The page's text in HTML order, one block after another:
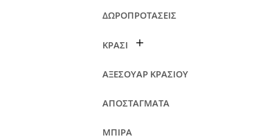
ΔΩΡΟΠΡΟΤΑΣΕΙΣ
ΚΡΑΣΙ
ΑΞΕΣΟΥΑΡ ΚΡΑΣΙΟΥ
ΑΠΟΣΤΑΓΜΑΤΑ
ΜΠΙΡΑ